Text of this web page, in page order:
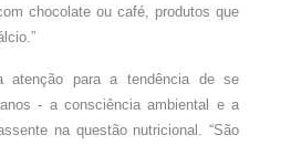
chocolate ou café, produtos que
atenção para a tendência de se
- a consciência ambiental e a
na questão nutricional. “São